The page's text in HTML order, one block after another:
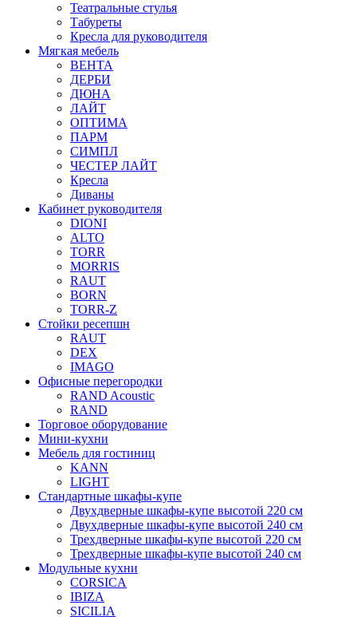
Театральные стулья
Табуреты
Кресла для руководителя
Мягкая мебель
ВЕНТА
ДЕРБИ
ДЮНА
ЛАЙТ
ОПТИМА
ПАРМ
СИМПЛ
ЧЕСТЕР ЛАЙТ
Кресла
Диваны
Кабинет руководителя
DIONI
ALTO
TORR
MORRIS
RAUT
BORN
TORR-Z
Стойки ресепшн
RAUT
DEX
IMAGO
Офисные перегородки
RAND Acoustic
RAND
Торговое оборудование
Мини-кухни
Мебель для гостиниц
KANN
LIGHT
Стандартные шкафы-купе
Двухдверные шкафы-купе высотой 220 см
Двухдверные шкафы-купе высотой 240 см
Трехдверные шкафы-купе высотой 220 см
Трехдверные шкафы-купе высотой 240 см
Модульные кухни
CORSICA
IBIZA
SICILIA